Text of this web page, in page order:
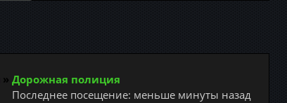
» Дорожная полиция
Последнее посещение: меньше минуты назад